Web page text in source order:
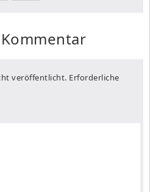
veröffentlicht. Erforderliche